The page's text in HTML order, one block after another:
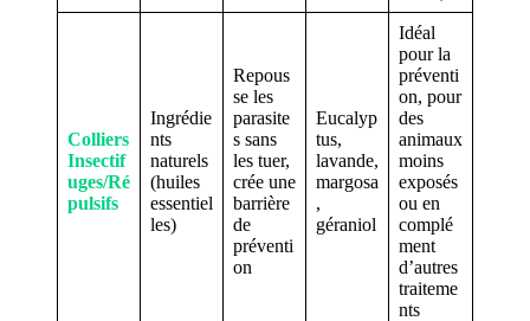
Colliers
Insectif
uges/Ré
pulsifs
Ingrédie
nts
naturels
(huiles
essentiel
les)
Repous
se les
parasite
s sans
les tuer,
crée une
barrière
de
préventi
on
Eucalyp
tus,
lavande,
margosa
,
géraniol
Idéal
pour la
préventi
on, pour
des
animaux
moins
exposés
ou en
complé
ment
d’autres
traiteme
nts